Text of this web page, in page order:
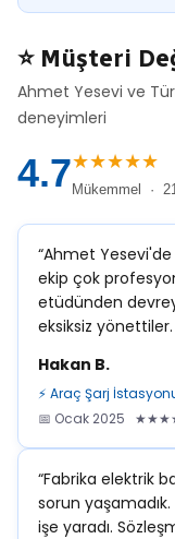
⭐ Müşteri
Ahmet Yesevi ve
deneyimleri
4.7★★★★★
Mükemmel ·
“Ahmet
ekip çok
etüdünden
eksiksiz
Hakan B.
⚡ Araç Şarj
📅 Ocak 2025
“Fabrika elektrik
sorun
işe yaradı.